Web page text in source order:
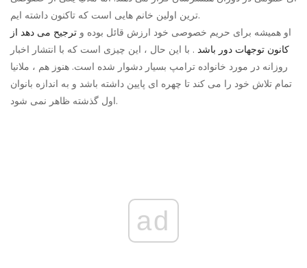
ترین اولین خانم هایی است که تاکنون داشته ایم.
او همیشه برای حریم خصوصی خود ارزش قائل بوده و ترجیح می دهد از
کانون توجهات دور باشد . با این حال ، این چیزی است که با انتشار اخبار
روزانه در مورد خانواده ترامپ بسیار دشوار شده است. هنوز هم ، ملانیا
تمام تلاش خود را می کند تا چهره ای پایین داشته باشد و به اندازه بانوان
اول گذشته ظاهر نمی شود.
ad